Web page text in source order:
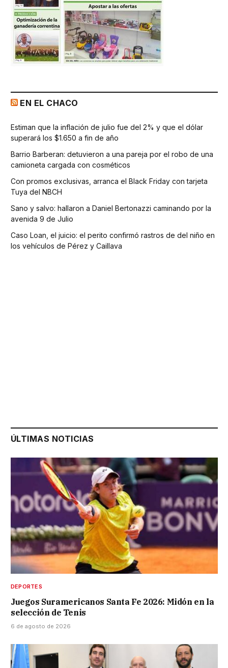
EN EL CHACO
Estiman que la inflación de julio fue del 2% y que el dólar
superará los $1.650 a fin de año
Barrio Barberan: detuvieron a una pareja por el robo de una
camioneta cargada con cosméticos
Con promos exclusivas, arranca el Black Friday con tarjeta
Tuya del NBCH
Sano y salvo: hallaron a Daniel Bertonazzi caminando por la
avenida 9 de Julio
Caso Loan, el juicio: el perito confirmó rastros de del niño en
los vehículos de Pérez y Caillava
ÚLTIMAS NOTICIAS
DEPORTES
Juegos Suramericanos Santa Fe 2026: Midón en la
selección de Tenis
6 de agosto de 2026